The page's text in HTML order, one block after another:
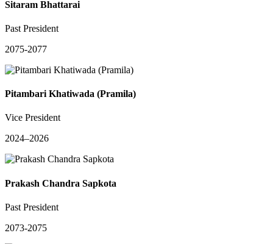
Sitaram Bhattarai
Past President
2075-2077
Pitambari Khatiwada (Pramila)
Vice President
2024–2026
Prakash Chandra Sapkota
Past President
2073-2075